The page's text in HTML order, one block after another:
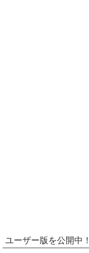
ユーザー版を公開中！